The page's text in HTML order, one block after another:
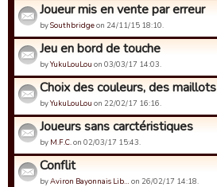
Joueur mis en vente par erreur
bySouthbridgeon 24/11/15 18:10.
Jeu en bord de touche
byYukuLouLou on 03/03/17 14:03.
Choix des couleurs, des maillots
byYukuLouLou on 22/02/17 16:16.
Joueurs sans carctéristiques
by M.F.C.on 02/03/17 15:43.
Conflit
byAviron Bayonnais Lib… on 26/02/17 14:18.